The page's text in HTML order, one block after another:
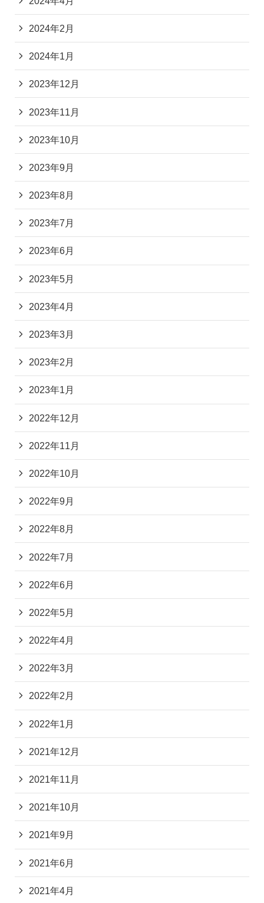
2024年2月
2024年1月
2023年12月
2023年11月
2023年10月
2023年9月
2023年8月
2023年7月
2023年6月
2023年5月
2023年4月
2023年3月
2023年2月
2023年1月
2022年12月
2022年11月
2022年10月
2022年9月
2022年8月
2022年7月
2022年6月
2022年5月
2022年4月
2022年3月
2022年2月
2022年1月
2021年12月
2021年11月
2021年10月
2021年9月
2021年6月
2021年4月